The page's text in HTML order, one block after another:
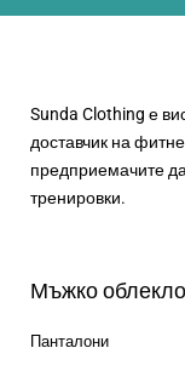
Sunda Clothing е
доставчик на
предприемачите
тренировки.
Мъжко облекло
Панталони